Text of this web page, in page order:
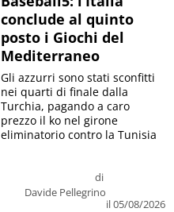
conclude al quinto
posto i Giochi del
Mediterraneo
di
Davide Pellegrino
il 05/08/2026
Gli azzurri sono stati sconfitti
nei quarti di finale dalla
Turchia, pagando a caro
prezzo il ko nel girone
eliminatorio contro la Tunisia